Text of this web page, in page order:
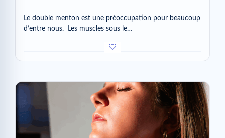
Le double menton est une préoccupation pour beaucoup
d’entre nous. Les muscles sous le…